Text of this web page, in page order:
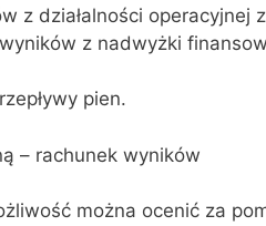
z działalności
z nadwyżki
pien.
– rachunek wyników
można ocenić za